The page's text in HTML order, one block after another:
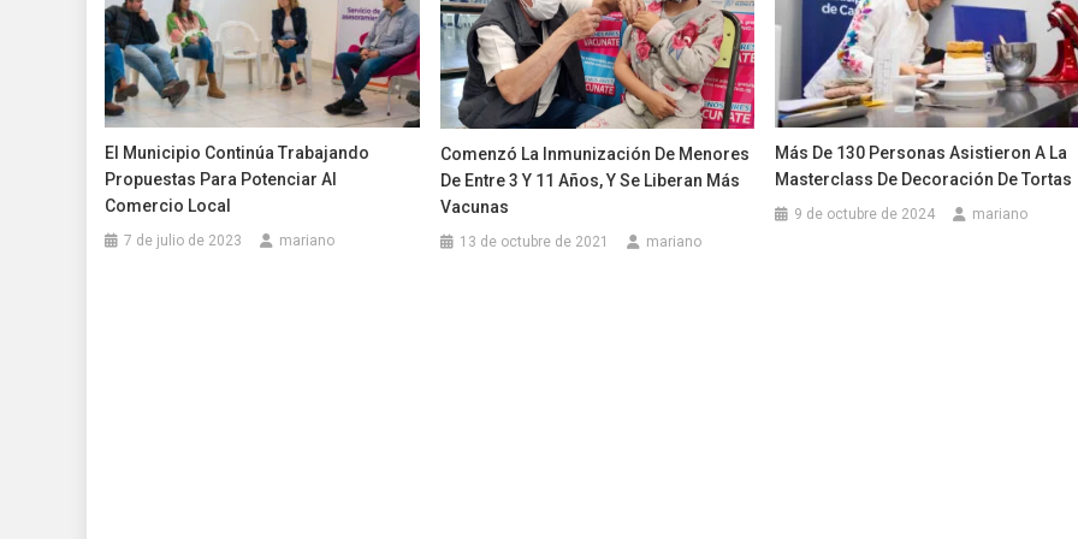
El Municipio Continúa Trabajando
Propuestas Para Potenciar Al
Comercio Local
7 de julio de 2023 mariano
Comenzó La Inmunización De Menores
De Entre 3 Y 11 Años, Y Se Liberan Más
Vacunas
13 de octubre de 2021 mariano
Más De 130 Personas Asistieron A La
Masterclass De Decoración De
9 de octubre de 2024 mariano